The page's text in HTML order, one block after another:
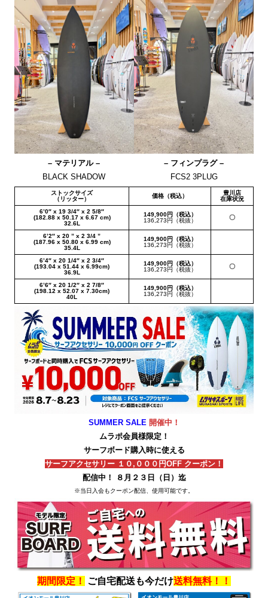
– マテリアル –
BLACK SHADOW
– フィンプラグ –
FCS2 3PLUG
ストックサイズ
（リッター）
価格（税込）
豊川店
在庫状況
6’0″ x 19 3/4″ x 2 5/8″
(182.88 x 50.17 x 6.67 cm)
32.6L
149,900円（税込）
136,273円（税抜）
〇
6’2″ x 20 ” x 2 3/4 ”
(187.96 x 50.80 x 6.99 cm)
35.4L
149,900円（税込）
136,273円（税抜）
6’4″ x 20 1/4″ x 2 3/4″
(193.04 x 51.44 x 6.99cm)
36.9L
149,900円（税込）
136,273円（税抜）
〇
6’6″ x 20 1/2″ x 2 7/8″
(198.12 x 52.07 x 7.30cm)
40L
149,900円（税込）
136,273円（税抜）
SUMMER SALE 開催中！
ムラポ会員様限定！
サーフボード購入時に使える
サーフアクセサリー １０,０００円OFF クーポン！
配信中！ ８月２３日（日）迄
※当日入会もクーポン配信、使用可能です。
期間限定！ ご自宅配送も今だけ送料無料！！